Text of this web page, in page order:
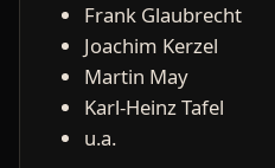
Frank Glaubrecht
Joachim Kerzel
Martin May
Karl-Heinz Tafel
u.a.